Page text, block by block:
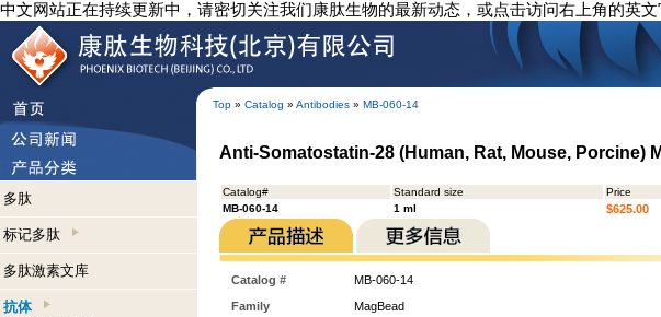
中文网站正在持续更新中，请密切关注我们康肽生物的最新动态，或点击访问右上角的英
Top » Catalog » Antibodies » MB-060-14
多肽
标记多肽
多肽激素文库
抗体
Anti-Somatostatin-28 (Human, Rat, Mouse, Porcine)
Catalog# Standard size Price
MB-060-14
1 ml $625.00
Catalog #
MB-060-14
Family
MagBead